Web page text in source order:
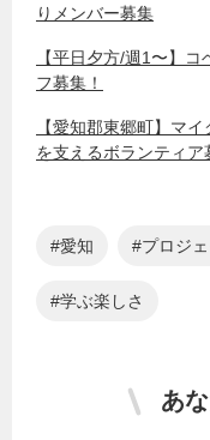
りメンバー募集
【平日夕方/週1〜】
フ募集！
【愛知郡東郷町】マ
を支えるボランティア
愛知 プロジ
学ぶ楽しさ
あ